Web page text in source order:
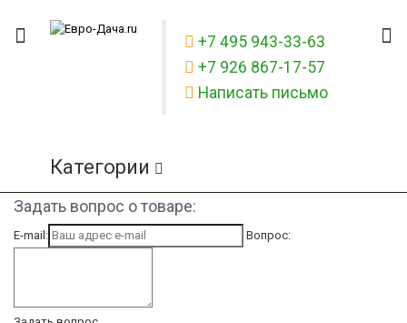
+7 495 943-33-63
+7 926 867-17-57
Написать письмо
Категории
Задать вопрос о товаре:
E-mail: Вопрос: